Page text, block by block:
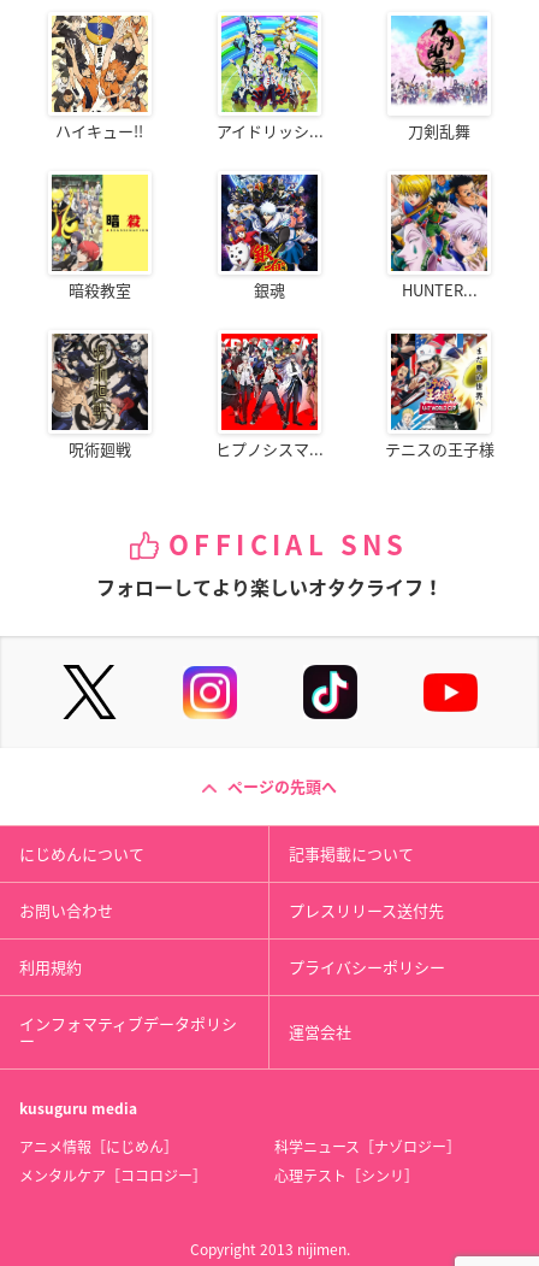
ハイキュー!! アイドリッシ... 刀剣乱舞
暗殺教室 銀魂 HUNTER...
呪術廻戦 ヒプノシスマ... テニスの王子様
OFFICIAL SNS
フォローしてより楽しいオタクライフ！
ページの先頭へ
にじめんについて 記事掲載について
お問い合わせ プレスリリース送付先
利用規約 プライバシーポリシー
インフォマティブデータポリシ
ー 運営会社
kusuguru media
アニメ情報［にじめん］
科学ニュース［ナゾロジー］
メンタルケア［ココロジー］
心理テスト［シンリ］
Copyright 2013 nijimen.